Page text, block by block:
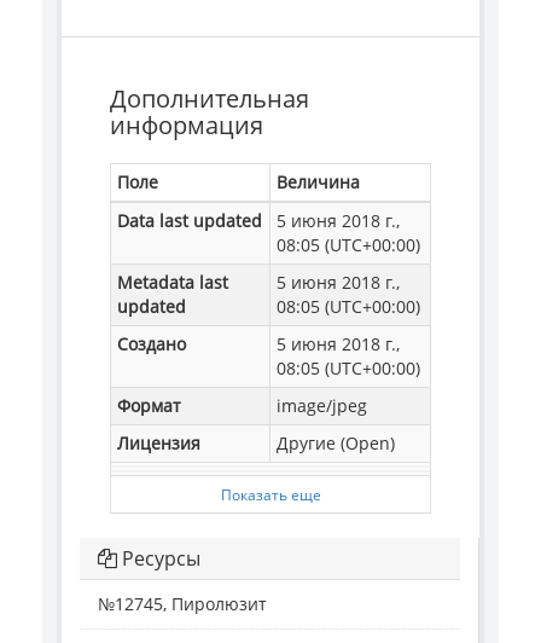
Дополнительная
информация
Поле
Величина
Data last updated
5 июня 2018 г.,
08:05 (UTC+00:00)
Metadata last
updated
5 июня 2018 г.,
08:05 (UTC+00:00)
Создано
5 июня 2018 г.,
08:05 (UTC+00:00)
Формат
image/jpeg
Лицензия
Другие (Open)
Показать еще
Ресурсы
№12745, Пиролюзит